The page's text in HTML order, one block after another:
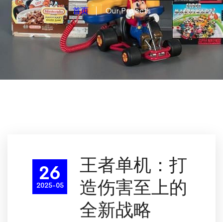
首页 Our Projects
26
2025-05
王者单机：打
造伤害至上的
全新战略